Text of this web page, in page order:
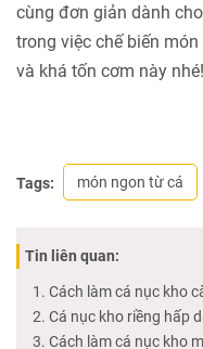
cùng đơn giản dành
trong việc chế biến
và khá tốn cơm này nhé!
Tags: món ngon từ cá
Tin liên quan:
Cách làm cá nục kho
Cá nục kho riềng hấp
Cách làm cá nục kho